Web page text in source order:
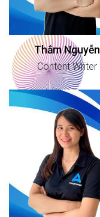
Thắm Nguyễn
Content Writer